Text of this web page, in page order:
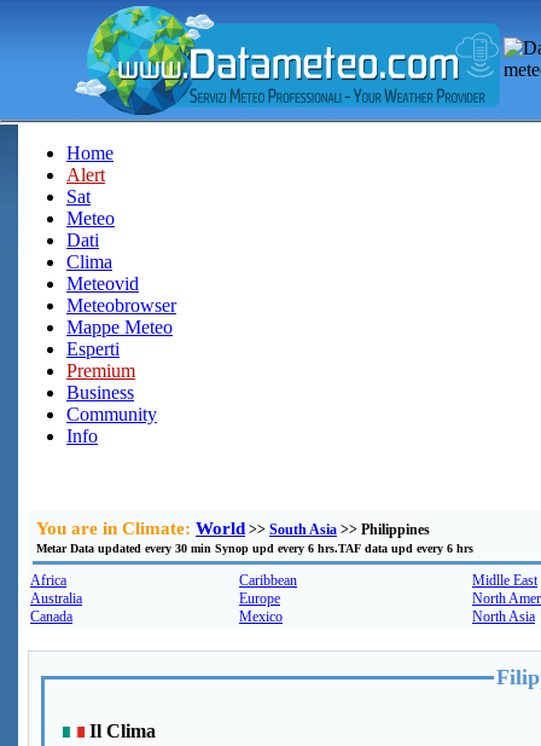
Home
Alert
Sat
Meteo
Dati
Clima
Meteovid
Meteobrowser
Mappe Meteo
Esperti
Premium
Business
Community
Info
You are in Climate: World >> South Asia >> Philippines
Metar Data updated every 30 min Synop upd every 6 hrs.TAF data upd every 6 hrs
Africa
Australia
Canada
Caribbean
Europe
Mexico
Midlle East
North
North Asia
Il Clima